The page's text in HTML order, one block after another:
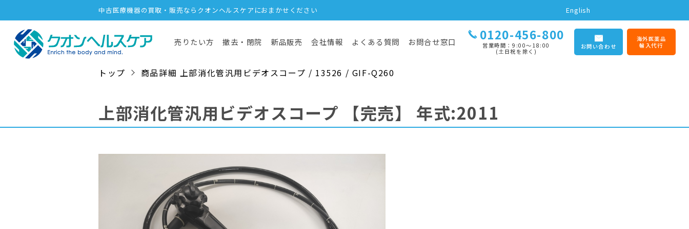
中古医療機器の買取・販売ならクオンヘルスケアにおまかせください English
売りたい方 撤去・閉院 新品販売 会社情報 よくある質問 お問合せ窓口 0120-456-800
営業時間：9:00〜18:00
(土日祝を除く)
お問い合わせ
海外医薬品
輸入代行
トップ 商品詳細 上部消化管汎用ビデオスコープ / 13526 / GIF-Q260
上部消化管汎用ビデオスコープ 【完売】 年式:2011